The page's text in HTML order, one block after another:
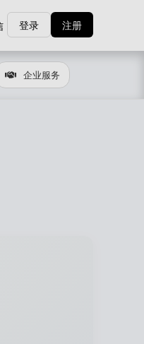
登录
注册
企业服务